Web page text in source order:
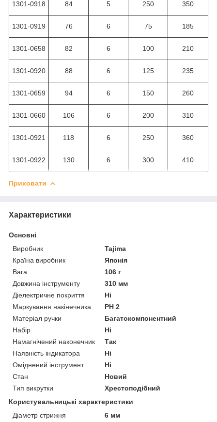
1301-0918 84 5 250 350
1301-0919 76 6 75 185
1301-0658 82 6 100 210
1301-0920 88 6 125 235
1301-0659 94 6 150 260
1301-0660 106 6 200 310
1301-0921 118 6 250 360
1301-0922 130 6 300 410
Приховати
Характеристики
Основні
Виробник
Tajima
Країна виробник
Японія
Вага
106 г
Довжина інструменту
310 мм
Діелектричне покриття
Ні
Маркування накінечника
PH 2
Матеріал ручки
Багатокомпонентний
Набір
Ні
Намагнічений наконечник
Так
Наявність індикатора
Ні
Оміднений інструмент
Ні
Стан
Новий
Тип викрутки
Хрестоподібний
Користувальницькі характеристики
Діаметр стрижня
6 мм